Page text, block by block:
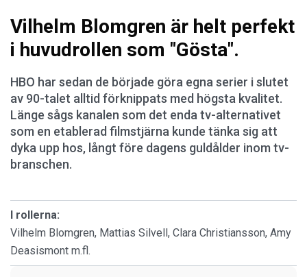
Vilhelm Blomgren är helt perfekt
i huvudrollen som "Gösta".
HBO har sedan de började göra egna serier i slutet
av 90-talet alltid förknippats med högsta kvalitet.
Länge sågs kanalen som det enda tv-alternativet
som en etablerad filmstjärna kunde tänka sig att
dyka upp hos, långt före dagens guldålder inom tv-
branschen.
I rollerna:
Vilhelm Blomgren, Mattias Silvell, Clara Christiansson, Amy
Deasismont m.fl.